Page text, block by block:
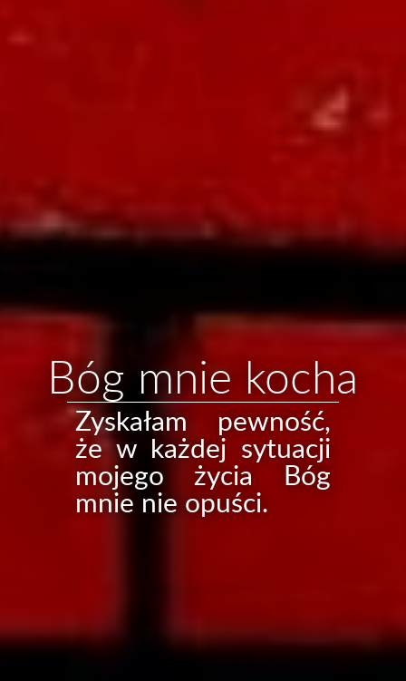
Bóg mnie kocha
Zyskałam pewność,
że w każdej sytuacji
mojego życia Bóg
mnie nie opuści.